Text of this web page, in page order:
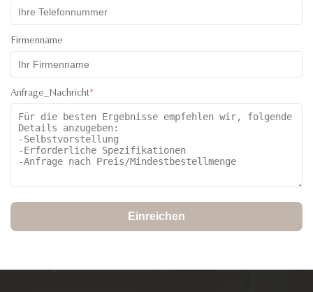
Firmenname
Anfrage_Nachricht*
Einreichen